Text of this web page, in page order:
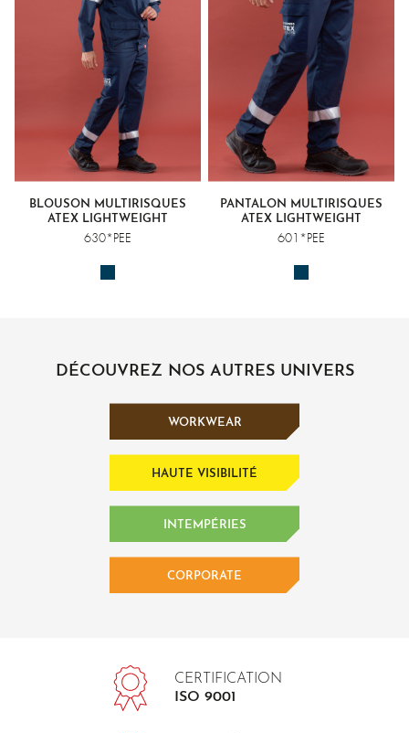
BLOUSON MULTIRISQUES
ATEX LIGHTWEIGHT
630*PEE
PANTALON MULTIRISQUES
ATEX LIGHTWEIGHT
601*PEE
DÉCOUVREZ NOS AUTRES UNIVERS
WORKWEAR
HAUTE VISIBILITÉ
INTEMPÉRIES
CORPORATE
CERTIFICATION
ISO 9001